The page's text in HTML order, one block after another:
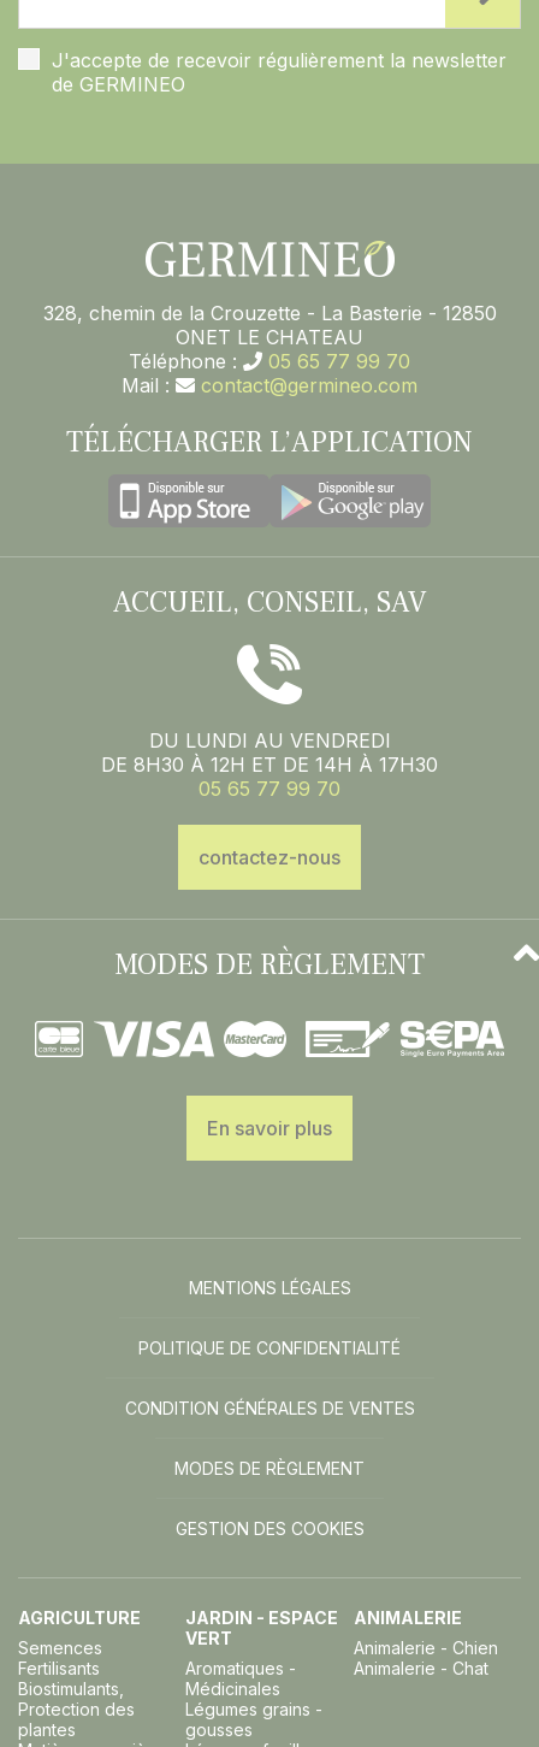
J'accepte de recevoir régulièrement la newsletter
de GERMINEO
328, chemin de la Crouzette - La Basterie - 12850
ONET LE CHATEAU
Téléphone :
05 65 77 99 70
Mail :
contact@germineo.com
TÉLÉCHARGER L’APPLICATION
ACCUEIL, CONSEIL, SAV
DU LUNDI AU VENDREDI
DE 8H30 À 12H ET DE 14H À 17H30
05 65 77 99 70
contactez-nous
MODES DE RÈGLEMENT
En savoir plus
MENTIONS LÉGALES
POLITIQUE DE CONFIDENTIALITÉ
CONDITION GÉNÉRALES DE VENTES
MODES DE RÈGLEMENT
GESTION DES COOKIES
AGRICULTURE
Semences
Fertilisants
Biostimulants,
Protection des
plantes
JARDIN - ESPACE
VERT
Aromatiques -
Médicinales
Légumes grains -
gousses
ANIMALERIE
Animalerie - Chien
Animalerie - Chat